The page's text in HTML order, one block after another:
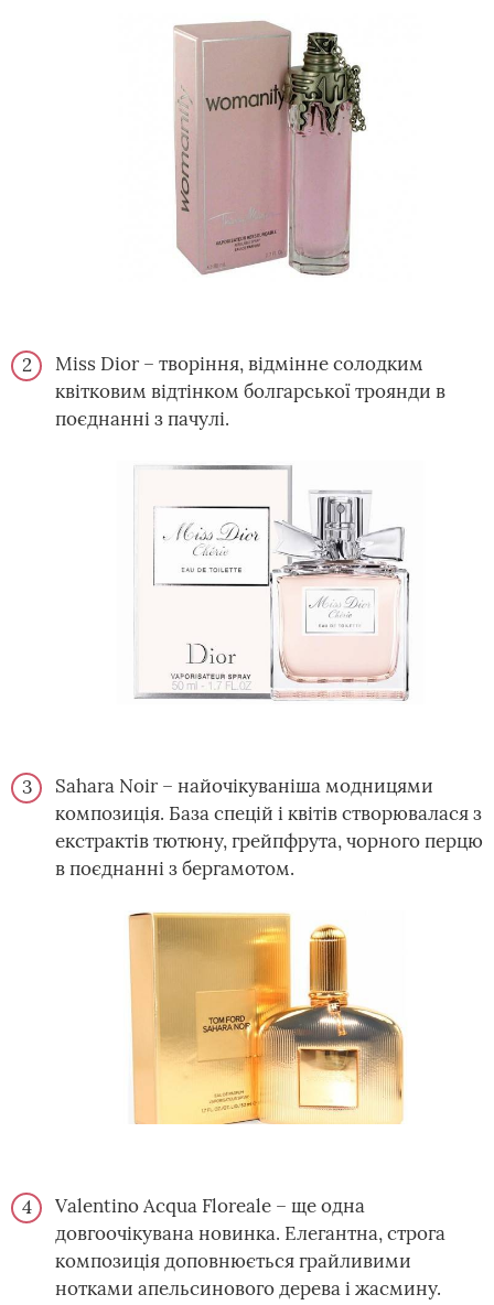
Miss Dior – творіння, відмінне солодким
квітковим відтінком болгарської троянди в
поєднанні з пачулі.
Sahara Noir – найочікуваніша модницями
композиція. База спецій і квітів створювалася з
екстрактів тютюну, грейпфрута, чорного перцю
в поєднанні з бергамотом.
Valentino Acqua Floreale – ще одна
довгоочікувана новинка. Елегантна, строга
композиція доповнюється грайливими
нотками апельсинового дерева і жасмину.